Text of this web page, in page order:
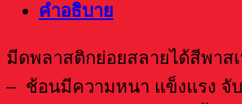
คำอธิบาย
มีดพลาสติกย่อยสลายได้สีพาส
– ช้อนมีความหนา แข็งแรง จั